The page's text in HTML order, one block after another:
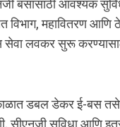
बसांसाठी आवश्यक
विभाग, महावितरण
लवकर सुरू
काळात डबल डेकर ई-